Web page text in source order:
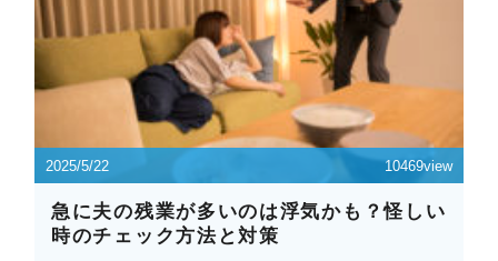
2025/5/22 10469view
急に夫の残業が多いのは浮気かも？怪しい
時のチェック方法と対策